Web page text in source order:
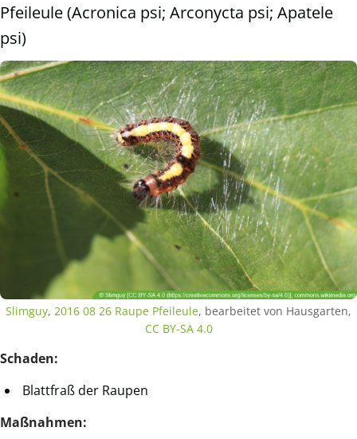
Pfeileule (Acronica psi; Arconycta psi; Apatele
psi)
Slimguy, 2016 08 26 Raupe Pfeileule, bearbeitet von Hausgarten,
CC BY-SA 4.0
Schaden:
Blattfraß der Raupen
Maßnahmen: